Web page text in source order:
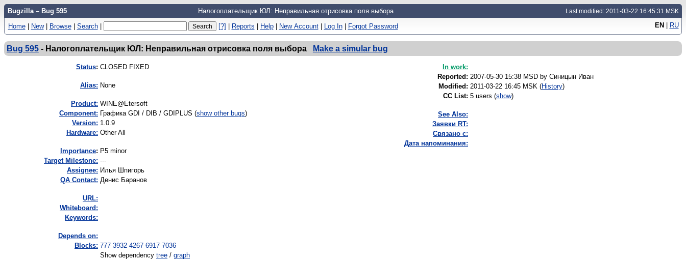
Bugzilla – Bug 595 Налогоплательщик ЮЛ: Неправильная отрисовка поля выбора Last modified: 2011-03-22 16:45:31 MSK
EN | RU
Home | New | Browse | Search | [?] | Reports | Help | New Account | Log In | Forgot Password
Bug 595 - Налогоплательщик ЮЛ: Неправильная отрисовка поля выбора Make a simular bug
Status: CLOSED FIXED
Alias: None
Product: WINE@Etersoft
Component: Графика GDI / DIB / GDIPLUS (show other bugs)
Version: 1.0.9
Hardware: Other All
mportance: P5 minor
Target Milestone: ---
Assignee: Илья Шпигорь
QA Contact: Денис Баранов
URL:
Whiteboard:
Keywords:
Depends on:
Blocks: 777 3932 4267 6917 7036
Show dependency tree / graph
In work:
Reported: 2007-05-30 15:38 MSD by Синицын Иван
Modified: 2011-03-22 16:45 MSK (History)
CC List: 5 users (show)
See Also:
Заявки RT:
Связано с:
Дата напоминания: